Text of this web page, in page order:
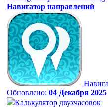
Навигатор направлений
Обновлено: 04 Декабря 2025
Калькулятор двухчасовок